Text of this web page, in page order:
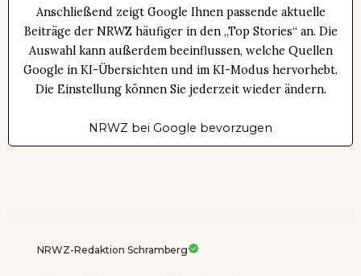
Anschließend zeigt Google Ihnen passende aktuelle
Beiträge der NRWZ häufiger in den „Top Stories“ an. Die
Auswahl kann außerdem beeinflussen, welche Quellen
Google in KI-Übersichten und im KI-Modus hervorhebt.
Die Einstellung können Sie jederzeit wieder ändern.
NRWZ bei Google bevorzugen
NRWZ-Redaktion Schramberg